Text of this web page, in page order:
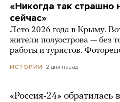
«Никогда так страшно
сейчас»
Лето 2026 года в Крыму.
жители полуострова — без
работы и туристов.
ИСТОРИИ 2 дня назад
«Россия-24» обратилась